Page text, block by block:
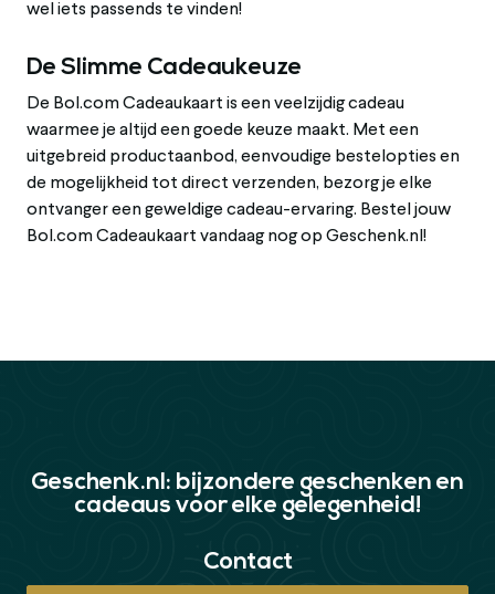
wel iets passends te vinden!
De Slimme Cadeaukeuze
De Bol.com Cadeaukaart is een veelzijdig cadeau
waarmee je altijd een goede keuze maakt. Met een
uitgebreid productaanbod, eenvoudige bestelopties en
de mogelijkheid tot direct verzenden, bezorg je elke
ontvanger een geweldige cadeau-ervaring. Bestel jouw
Bol.com Cadeaukaart vandaag nog op Geschenk.nl!
Geschenk.nl: bijzondere geschenken en
cadeaus voor elke gelegenheid!
Contact